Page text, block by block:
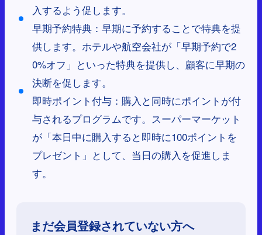
入するよう促します。
早期予約特典：早期に予約することで特典を提
供します。ホテルや航空会社が「早期予約で2
0%オフ」といった特典を提供し、顧客に早期の
決断を促します。
即時ポイント付与：購入と同時にポイントが付
与されるプログラムです。スーパーマーケット
が「本日中に購入すると即時に100ポイントを
プレゼント」として、当日の購入を促進しま
す。
まだ会員登録されていない方へ